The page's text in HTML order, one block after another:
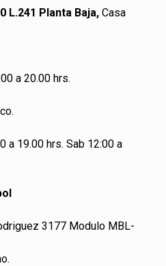
L.241 Planta Baja, Casa
a 20.00 hrs.
a 19.00 hrs. Sab 12:00 a
3177 Modulo MBL-